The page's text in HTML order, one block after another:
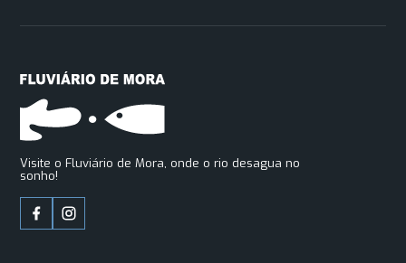
Visite o Fluviário de Mora, onde o rio desagua no
sonho!